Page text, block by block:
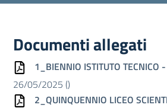
Documenti allegati
1_BIENNIO ISTITUTO
26/05/2025 ()
2_QUINQUENNIO LICEO